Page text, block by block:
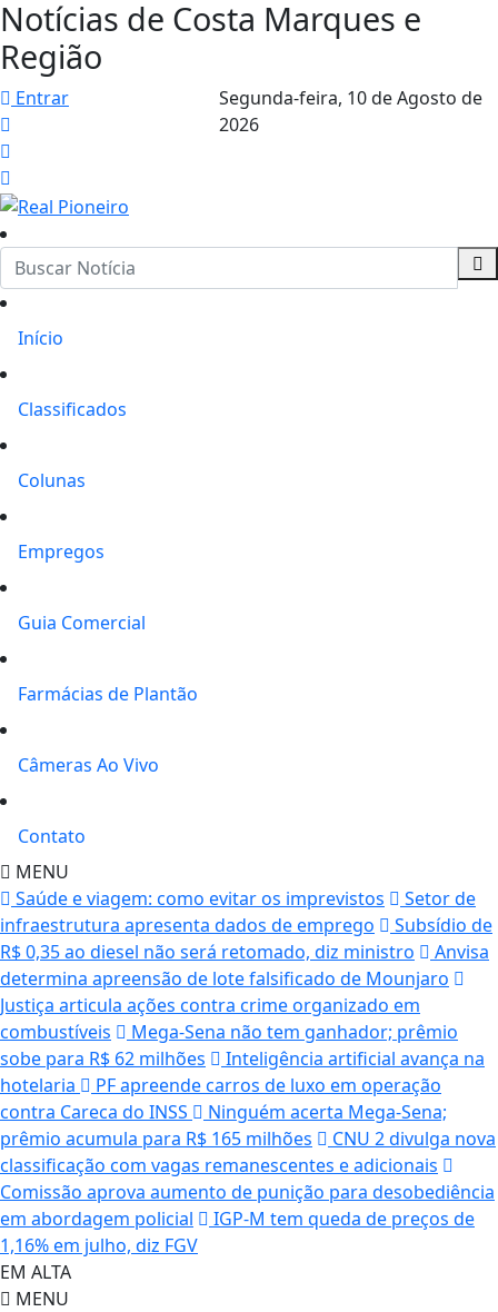
Notícias de Costa Marques e
Região
Entrar Segunda-feira, 10 de Agosto de
2026
Início
Classificados
Colunas
Empregos
Guia Comercial
Farmácias de Plantão
Câmeras Ao Vivo
Contato
MENU
Saúde e viagem: como evitar os imprevistos
Setor de
infraestrutura apresenta dados de emprego
Subsídio de
R$ 0,35 ao diesel não será retomado, diz ministro
Anvisa
determina apreensão de lote falsificado de Mounjaro
Justiça articula ações contra crime organizado em
combustíveis
Mega-Sena não tem ganhador; prêmio
sobe para R$ 62 milhões
Inteligência artificial avança na
hotelaria
PF apreende carros de luxo em operação
contra Careca do INSS
Ninguém acerta Mega-Sena;
prêmio acumula para R$ 165 milhões
CNU 2 divulga nova
classificação com vagas remanescentes e adicionais
Comissão aprova aumento de punição para desobediência
em abordagem policial
IGP-M tem queda de preços de
1,16% em julho, diz FGV
EM ALTA
MENU